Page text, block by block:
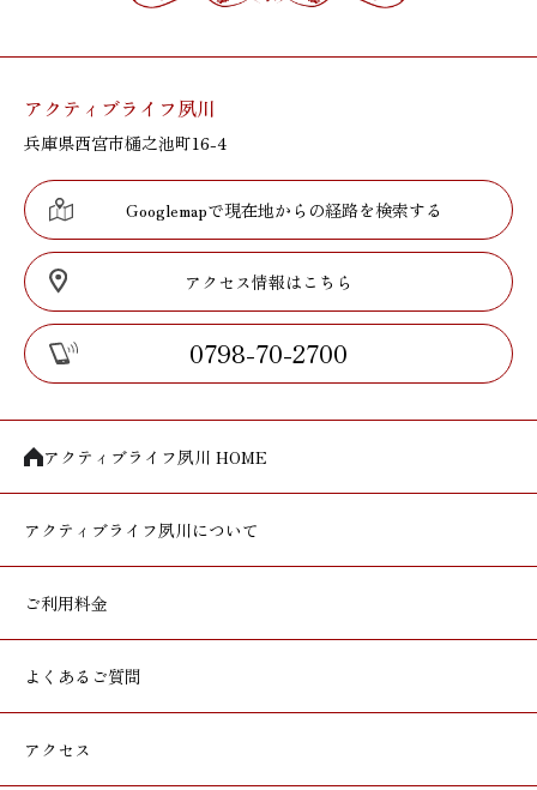
アクティブライフ夙川
兵庫県西宮市樋之池町16-4
Googlemapで現在地からの経路を検索する
アクセス情報はこちら
0798-70-2700
アクティブライフ夙川 HOME
アクティブライフ夙川について
ご利用料金
よくあるご質問
アクセス